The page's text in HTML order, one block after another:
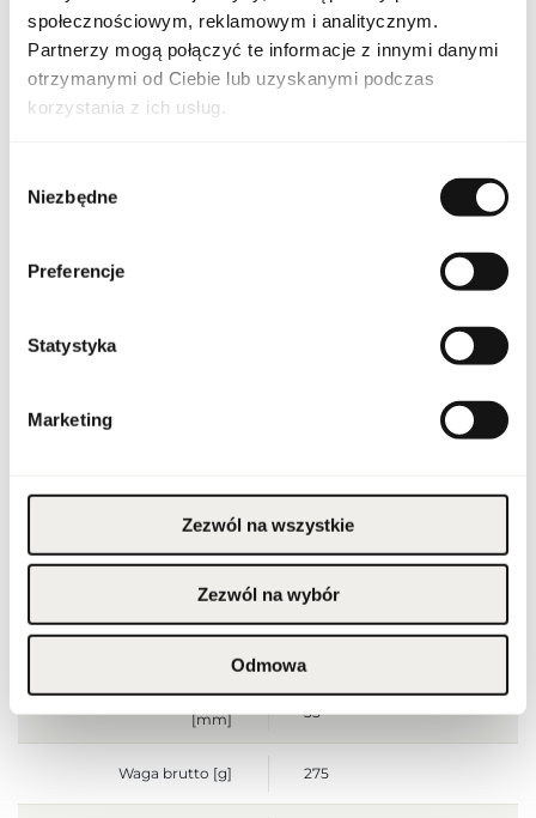
społecznościowym, reklamowym i analitycznym.
Partnerzy mogą połączyć te informacje z innymi danymi
otrzymanymi od Ciebie lub uzyskanymi podczas
korzystania z ich usług.
zgody
Niezbędne
Preferencje
Statystyka
Marketing
Zezwól na wszystkie
Zezwól na wybór
Odmowa
Indeks JAG M 100 EU [1]
Linia For Men
Stan opakowania
Trzymać z dala od ognia
Przechowywać poza
podrażnioną lub
Wyłącznie do użytku
zewnętrznego.
Szerokość opakowania
[mm]
80
[mm]
[mm]
35
Waga brutto [g] 275